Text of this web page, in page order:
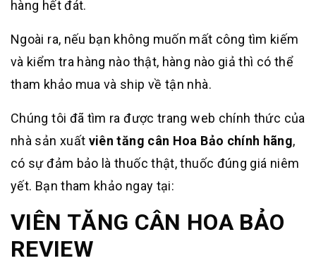
hàng hết đát.
Ngoài ra, nếu bạn không muốn mất công tìm kiếm
và kiểm tra hàng nào thật, hàng nào giả thì có thể
tham khảo mua và ship về tận nhà.
Chúng tôi đã tìm ra được trang web chính thức của
nhà sản xuất viên tăng cân Hoa Bảo chính hãng,
có sự đảm bảo là thuốc thật, thuốc đúng giá niêm
yết. Bạn tham khảo ngay tại:
VIÊN TĂNG CÂN HOA BẢO
REVIEW